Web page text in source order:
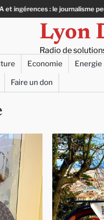
le journalisme peut-il encore
Lyon
Radio de
Economie Energie
Faire un don